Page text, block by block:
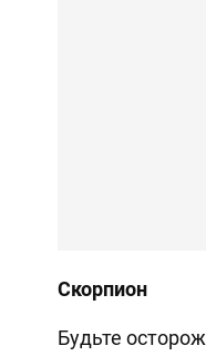
Скорпион
Будьте